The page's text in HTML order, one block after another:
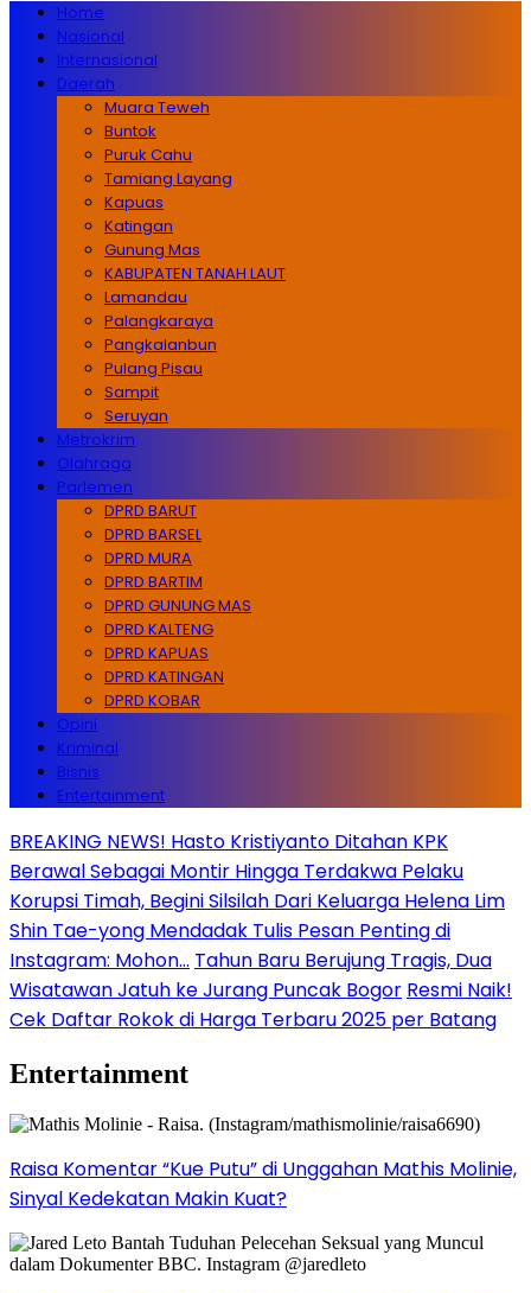
Home
Nasional
Internasional
Daerah
Muara Teweh
Buntok
Puruk Cahu
Tamiang Layang
Kapuas
Katingan
Gunung Mas
KABUPATEN TANAH LAUT
Lamandau
Palangkaraya
Pangkalanbun
Pulang Pisau
Sampit
Seruyan
Metrokrim
Olahraga
Parlemen
DPRD BARUT
DPRD BARSEL
DPRD MURA
DPRD BARTIM
DPRD GUNUNG MAS
DPRD KALTENG
DPRD KAPUAS
DPRD KATINGAN
DPRD KOBAR
Opini
Kriminal
Bisnis
Entertainment
BREAKING NEWS! Hasto Kristiyanto Ditahan KPK
Berawal Sebagai Montir Hingga Terdakwa Pelaku
Korupsi Timah, Begini Silsilah Dari Keluarga Helena Lim
Shin Tae-yong Mendadak Tulis Pesan Penting di
Instagram: Mohon… Tahun Baru Berujung Tragis, Dua
Wisatawan Jatuh ke Jurang Puncak Bogor Resmi Naik!
Cek Daftar Rokok di Harga Terbaru 2025 per Batang
Entertainment
Raisa Komentar “Kue Putu” di Unggahan Mathis Molinie,
Sinyal Kedekatan Makin Kuat?